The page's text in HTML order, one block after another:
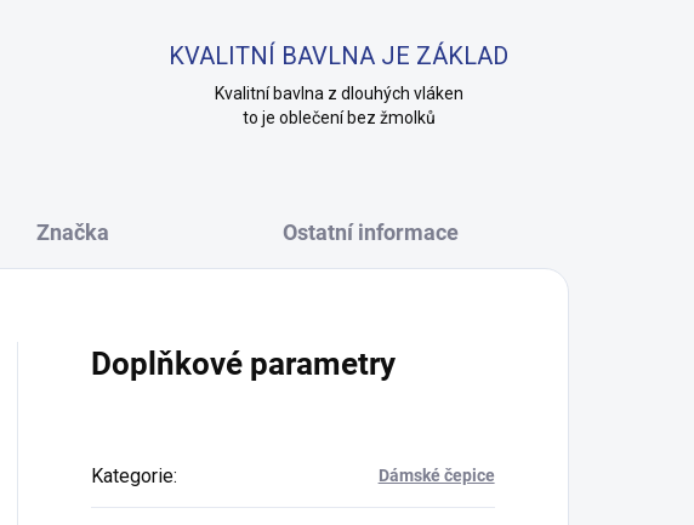
KVALITNÍ BAVLNA JE ZÁKLAD
Kvalitní bavlna z dlouhých vláken
to je oblečení bez žmolků
Značka Ostatní informace
Doplňkové parametry
Kategorie: Dámské čepice